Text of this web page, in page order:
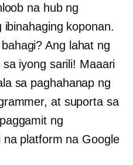
na hub ng
koponan.
Ang lahat ng
iyong sarili! Maaari
sa paghahanap ng
at suporta sa
ng
na platform na Google